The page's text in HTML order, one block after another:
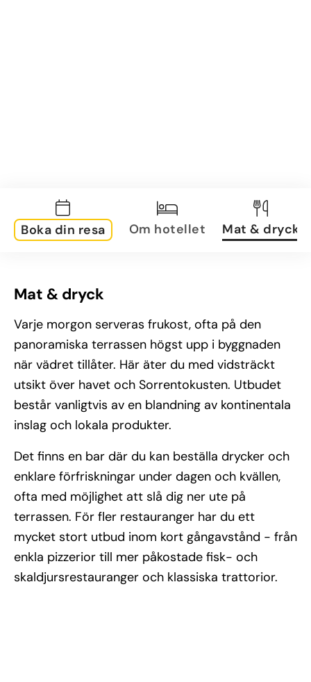
Boka din resa Om hotellet Mat & dryck
Mat & dryck
Varje morgon serveras frukost, ofta på den
panoramiska terrassen högst upp i byggnaden
när vädret tillåter. Här äter du med vidsträckt
utsikt över havet och Sorrentokusten. Utbudet
består vanligtvis av en blandning av kontinentala
inslag och lokala produkter.
Det finns en bar där du kan beställa drycker och
enklare förfriskningar under dagen och kvällen,
ofta med möjlighet att slå dig ner ute på
terrassen. För fler restauranger har du ett
mycket stort utbud inom kort gångavstånd - från
enkla pizzerior till mer påkostade fisk- och
skaldjursrestauranger och klassiska trattorior.